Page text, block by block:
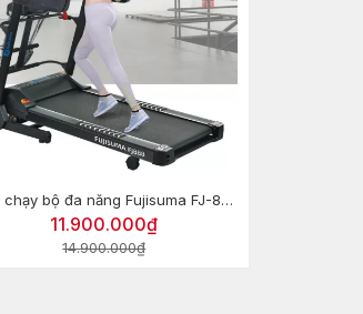
Máy chạy bộ đa năng Fujisuma FJ-888
11.900.000₫
14.900.000₫